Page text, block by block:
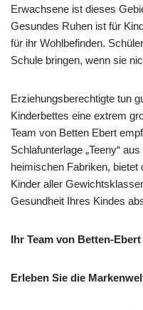
Erwachsene ist dieses
Gesundes Ruhen ist für
für ihr Wohlbefinden.
Schule bringen, wenn sie
Erziehungsberechtigte tun
Kinderbettes eine extrem
Team von Betten Ebert
Schlafunterlage „Teeny“
heimischen Fabriken,
Kinder aller
Gesundheit Ihres Kindes
Ihr Team von Betten-Ebert
Erleben Sie die